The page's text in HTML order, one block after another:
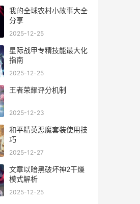
我的全球农村小故事大全
分享
2025-12-25
星际战甲专精技能最大化
指南
2025-12-25
王者荣耀评分机制
2025-12-23
和平精英恶魔套装使用技
巧
2025-12-27
文章以暗黑破坏神2干燥
模式解析
2025-12-25